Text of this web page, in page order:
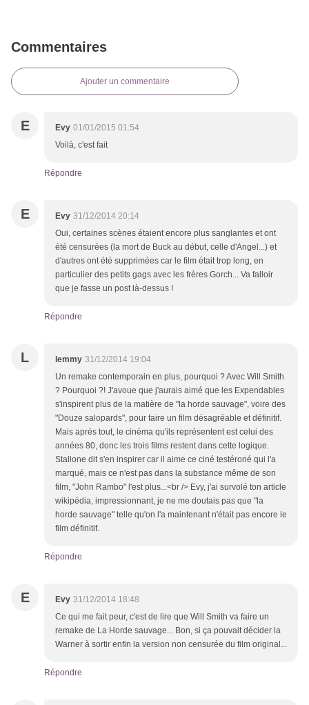
Commentaires
Ajouter un commentaire
E Evy 01/01/2015 01:54
Voilà, c'est fait
Répondre
E Evy 31/12/2014 20:14
Oui, certaines scènes étaient encore plus sanglantes et ont
été censurées (la mort de Buck au début, celle d'Angel...) et
d'autres ont été supprimées car le film était trop long, en
particulier des petits gags avec les frères Gorch... Va falloir
que je fasse un post là-dessus !
Répondre
L lemmy 31/12/2014 19:04
Un remake contemporain en plus, pourquoi ? Avec Will Smith
? Pourquoi ?! J'avoue que j'aurais aimé que les Expendables
s'inspirent plus de la matière de "la horde sauvage", voire des
"Douze salopards", pour faire un film désagréable et définitif.
Mais après tout, le cinéma qu'ils représentent est celui des
années 80, donc les trois films restent dans cette logique.
Stallone dit s'en inspirer car il aime ce ciné testéroné qui l'a
marqué, mais ce n'est pas dans la substance même de son
film, "John Rambo" l'est plus...<br /> Evy, j'ai survolé ton article
wikipédia, impressionnant, je ne me doutais pas que "la
horde sauvage" telle qu'on l'a maintenant n'était pas encore le
film définitif.
Répondre
E Evy 31/12/2014 18:48
Ce qui me fait peur, c'est de lire que Will Smith va faire un
remake de La Horde sauvage... Bon, si ça pouvait décider la
Warner à sortir enfin la version non censurée du film original...
Répondre